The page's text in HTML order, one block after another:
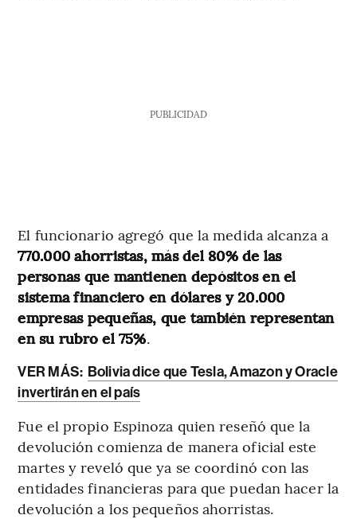
PUBLICIDAD
El funcionario agregó que la medida alcanza a
770.000 ahorristas, más del 80% de las
personas que mantienen depósitos en el
sistema financiero en dólares y 20.000
empresas pequeñas, que también representan
en su rubro el 75%.
VER MÁS: Bolivia dice que Tesla, Amazon y Oracle
invertirán en el país
Fue el propio Espinoza quien reseñó que la
devolución comienza de manera oficial este
martes y reveló que ya se coordinó con las
entidades financieras para que puedan hacer la
devolución a los pequeños ahorristas.